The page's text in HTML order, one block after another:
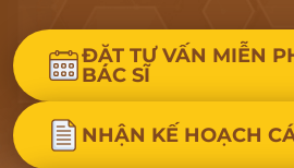
ĐẶT TƯ VẤN MIỄN
BÁC SĨ
NHẬN KẾ HOẠCH